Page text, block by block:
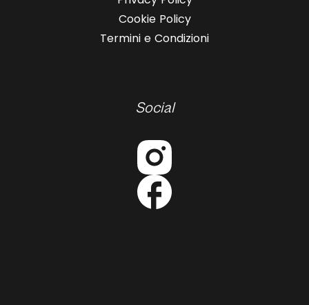
Cookie Policy
Termini e Condizioni
Social